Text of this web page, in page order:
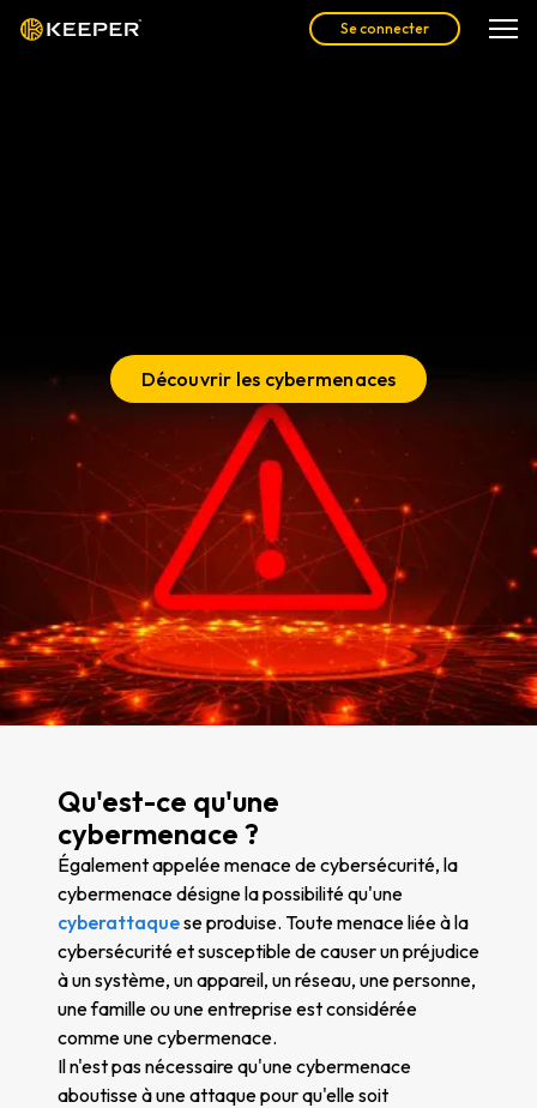
Se connecter
Découvrir les cybermenaces
Qu'est-ce qu'une
cybermenace ?
Également appelée menace de cybersécurité, la
cybermenace désigne la possibilité qu'une
cyberattaquese produise. Toute menace liée à la
cybersécurité et susceptible de causer un préjudice
à un système, un appareil, un réseau, une personne,
une famille ou une entreprise est considérée
comme une cybermenace.
Il n'est pas nécessaire qu'une cybermenace
aboutisse à une attaque pour qu'elle soit